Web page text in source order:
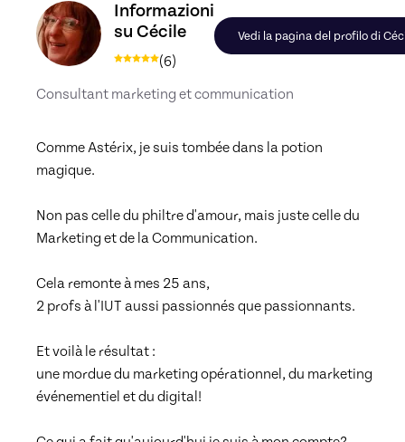
Scopri il profilo di Cécile, Skiller in Stratégie
Informazioni
su Cécile
(6)
Vedi la pagina del profilo di
Consultant marketing et communication
Comme Astérix, je suis tombée dans la potion
magique.
Non pas celle du philtre d'amour, mais juste celle du
Marketing et de la Communication.
Cela remonte à mes 25 ans,
2 profs à l'IUT aussi passionnés que passionnants.
Et voilà le résultat :
une mordue du marketing opérationnel, du marketing
événementiel et du digital!